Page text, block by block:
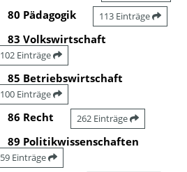
80 Pädagogik 113 Einträge
83 Volkswirtschaft
102 Einträge
85 Betriebswirtschaft
100 Einträge
86 Recht 262 Einträge
89 Politikwissenschaften
59 Einträge